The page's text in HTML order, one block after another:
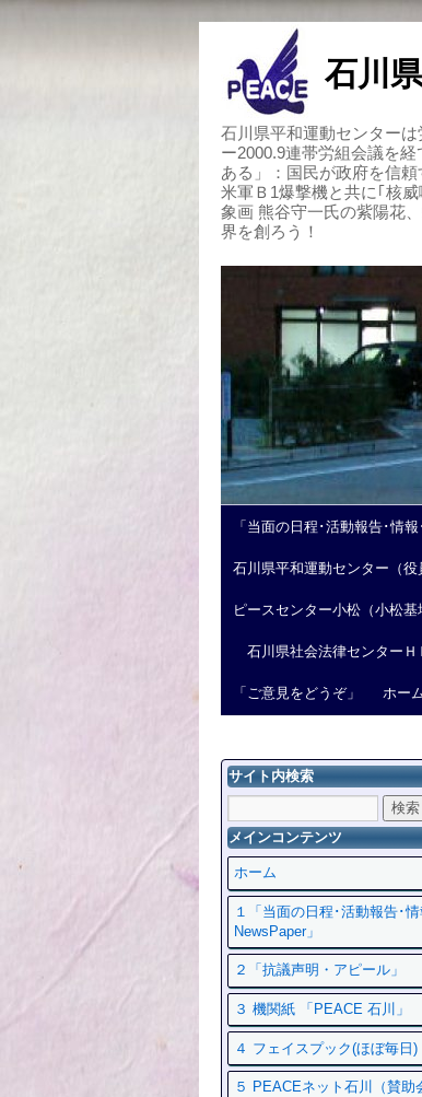
石川
石川県平和運動センター
ー2000.9連帯労組会議を
ある」：国民が政府を信
米軍Ｂ1爆撃機と共に｢核
象画 熊谷守一氏の紫陽花
界を創ろう！
「当面の日程･活動報告･情報
石川県平和運動センター（役
ピースセンター小松（小松
石川県社会法律センターＨ
「ご意見をどうぞ」 ホー
サイト内検索
メインコンテンツ
ホーム
１「当面の日程･活動報告･情
NewsPaper」
２「抗議声明・アピール」
３ 機関紙 「PEACE 石川」
４ フェイスプック(ほぼ毎日)
５ PEACEネット石川（賛助